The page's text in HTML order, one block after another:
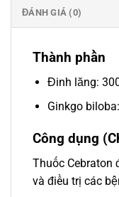
ĐÁNH GIÁ (0)
Thành phần
Đinh lăng:
Ginkgo
Công dụng
Thuốc Cebraton
và điều trị các